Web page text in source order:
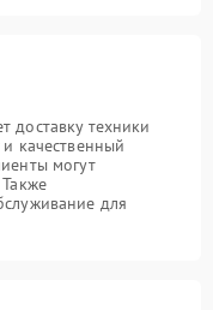
доставку техники
качественный
могут
для